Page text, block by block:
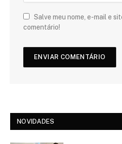
Salve meu nome, e-mail e
comentário!
NOVIDADES